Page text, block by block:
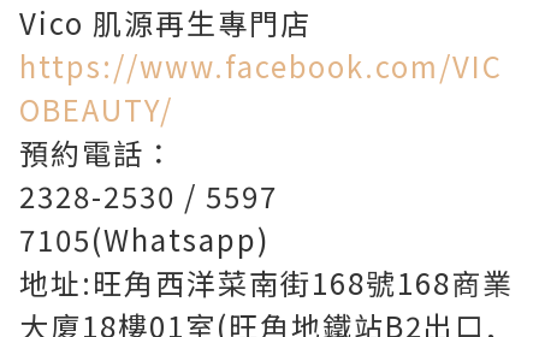
Vico 肌源再生專門店
https://www.facebook.com/VIC
OBEAUTY/
預約電話：
2328-2530 / 5597
7105(Whatsapp)
地址:旺角西洋菜南街168號168商業
大廈18樓01室(旺角地鐵站B2出口,